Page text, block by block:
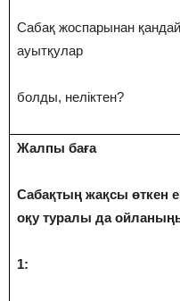
Сабақ жоспарынан қандай
ауытқулар
болды, неліктен?
Жалпы баға
Сабақтың жақсы өткен
оқу туралы да
1: